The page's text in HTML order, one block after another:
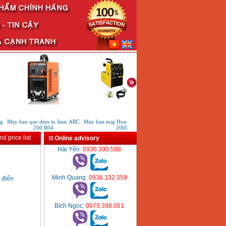
May han que dien tu Jasic ARC
200 R04
May han mig Hong ky HK MIG
200I
price list
Online advisory
Hải Yến: 0936.390.588
Minh Quang: 0936.132.359
Bích Ngọc: 0979.398.051